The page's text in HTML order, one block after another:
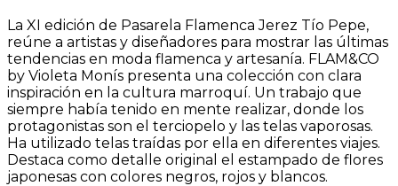
La XI edición de Pasarela Flamenca Jerez Tío Pepe,
reúne a artistas y diseñadores para mostrar las últimas
tendencias en moda flamenca y artesanía. FLAM&CO
by Violeta Monís presenta una colección con clara
inspiración en la cultura marroquí. Un trabajo que
siempre había tenido en mente realizar, donde los
protagonistas son el terciopelo y las telas vaporosas.
Ha utilizado telas traídas por ella en diferentes viajes.
Destaca como detalle original el estampado de flores
japonesas con colores negros, rojos y blancos.